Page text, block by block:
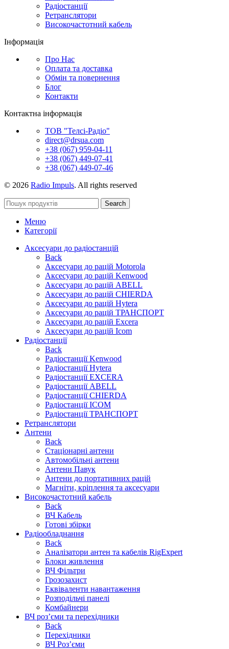
Радіостанції
Ретранслятори
Високочастотний кабель
Інформація
Про Нас
Оплата та доставка
Обмін та повернення
Блог
Контакти
Контактна інформація
ТОВ "Телсі-Радіо"
direct@drsua.com
+38 (067) 959-04-11
+38 (067) 449-07-41
+38 (067) 449-07-46
© 2026 Radio Impuls. All rights reserved
Search
Меню
Категорії
Аксесуари до радіостанцій
Back
Аксесуари до рацій Motorola
Аксесуари до рацій Kenwood
Аксесуари до рацій ABELL
Аксесуари до рацій CHIERDA
Аксесуари до рацій Hytera
Аксесуари до рацій ТРАНСПОРТ
Аксесуари до рацій Excera
Аксесуари до рацій Icom
Радіостанції
Back
Радіостанції Kenwood
Радіостанції Hytera
Радіостанції EXCERA
Радіостанції ABELL
Радіостанції CHIERDA
Радіостанції ICOM
Радіостанції ТРАНСПОРТ
Ретранслятори
Антени
Back
Стаціонарні антени
Автомобільні антени
Антени Павук
Антени до портативних рацій
Магніти, кріплення та аксесуари
Високочастотний кабель
Back
ВЧ Кабель
Готові збірки
Радіообладнання
Back
Аналізатори антен та кабелів RigExpert
Блоки живлення
ВЧ Фільтри
Грозозахист
Еквіваленти навантаження
Розподільчі панелі
Комбайнери
ВЧ роз’єми та перехідники
Back
Перехідники
ВЧ Роз’єми